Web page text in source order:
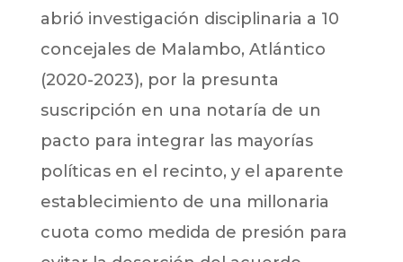
abrió investigación disciplinaria a 10
concejales de Malambo, Atlántico
(2020-2023), por la presunta
suscripción en una notaría de un
pacto para integrar las mayorías
políticas en el recinto, y el aparente
establecimiento de una millonaria
cuota como medida de presión para